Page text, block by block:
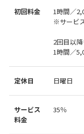
初回料金
1時間／
※サービ
2回目以
1時間／
定休日 日曜日
サービス
料金
35％